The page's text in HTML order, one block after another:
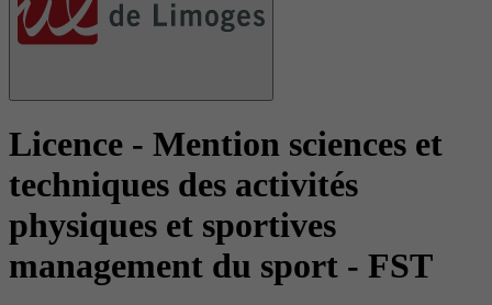
Licence - Mention sciences et
techniques des activités
physiques et sportives
management du sport - FST